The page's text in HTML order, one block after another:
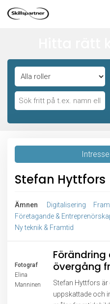
Stefan Hyttfors
Ämnen Digitalisering
Företagande &
Ny teknik & Framtid
Fotograf
Elina
Manninen
övergång
Stefan Hyttfors är
uppskattade och